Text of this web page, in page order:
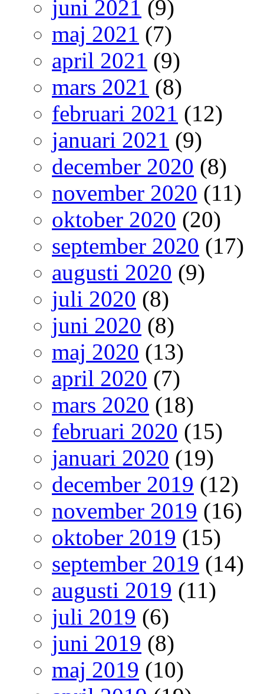
juni 2021 (9)
maj 2021 (7)
april 2021 (9)
mars 2021 (8)
februari 2021 (12)
januari 2021 (9)
december 2020 (8)
november 2020 (11)
oktober 2020 (20)
september 2020 (17)
augusti 2020 (9)
juli 2020 (8)
juni 2020 (8)
maj 2020 (13)
april 2020 (7)
mars 2020 (18)
februari 2020 (15)
januari 2020 (19)
december 2019 (12)
november 2019 (16)
oktober 2019 (15)
september 2019 (14)
augusti 2019 (11)
juli 2019 (6)
juni 2019 (8)
maj 2019 (10)